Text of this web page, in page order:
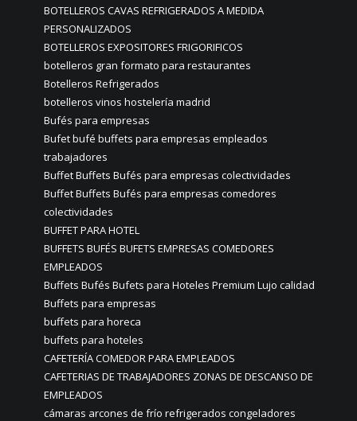
BOTELLEROS CAVAS REFRIGERADOS A MEDIDA
PERSONALIZADOS
BOTELLEROS EXPOSITORES FRIGORIFICOS
botelleros gran formato para restaurantes
Botelleros Refrigerados
botelleros vinos hostelería madrid
Bufés para empresas
Bufet bufé buffets para empresas empleados
trabajadores
Buffet Buffets Bufés para empresas colectividades
Buffet Buffets Bufés para empresas comedores
colectividades
BUFFET PARA HOTEL
BUFFETS BUFÉS BUFETS EMPRESAS COMEDORES
EMPLEADOS
Buffets Bufés Bufets para Hoteles Premium Lujo calidad
Buffets para empresas
buffets para horeca
buffets para hoteles
CAFETERÍA COMEDOR PARA EMPLEADOS
CAFETERIAS DE TRABAJADORES ZONAS DE DESCANSO DE
EMPLEADOS
cámaras arcones de frío refrigerados congeladores